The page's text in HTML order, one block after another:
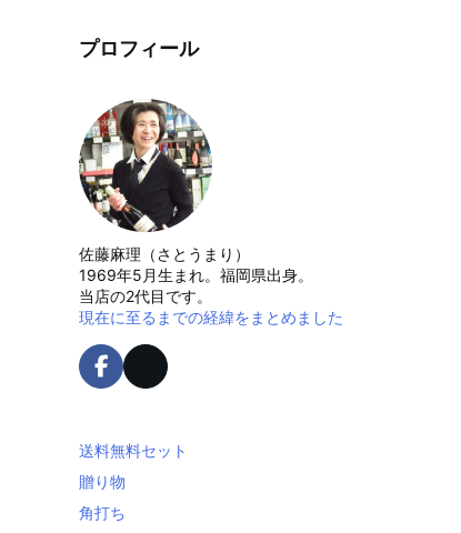
プロフィール
佐藤麻理（さとうまり）
1969年5月生まれ。福岡県出身。
当店の2代目です。
現在に至るまでの経緯をまとめました
送料無料セット
贈り物
角打ち